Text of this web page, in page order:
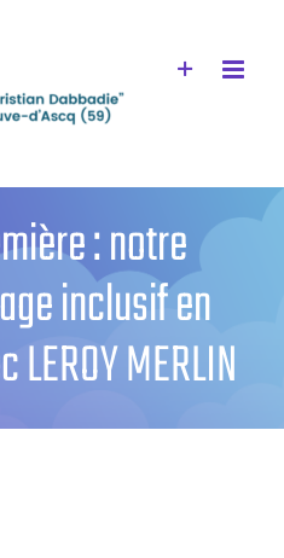
: notre
inclusif en
MERLIN